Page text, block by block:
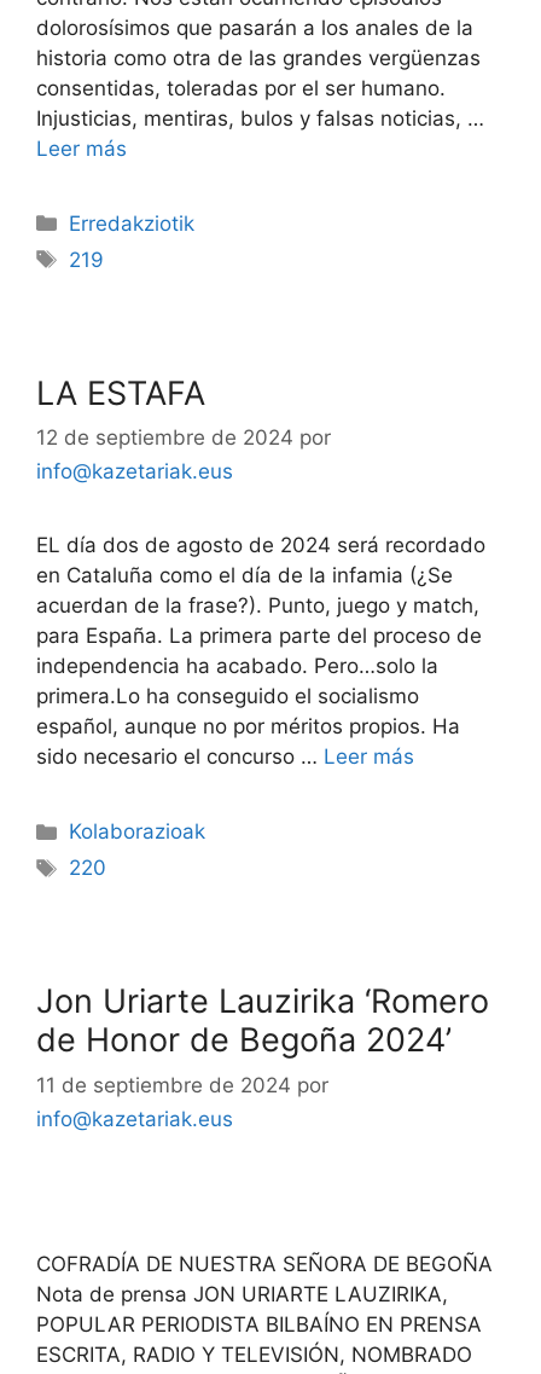
dolorosísimos que pasarán a los anales de la
historia como otra de las grandes vergüenzas
consentidas, toleradas por el ser humano.
Injusticias, mentiras, bulos y falsas noticias, …
Leer más
Erredakziotik
219
LA ESTAFA
12 de septiembre de 2024 por
info@kazetariak.eus
EL día dos de agosto de 2024 será recordado
en Cataluña como el día de la infamia (¿Se
acuerdan de la frase?). Punto, juego y match,
para España. La primera parte del proceso de
independencia ha acabado. Pero…solo la
primera.Lo ha conseguido el socialismo
español, aunque no por méritos propios. Ha
sido necesario el concurso … Leer más
Kolaborazioak
220
Jon Uriarte Lauzirika ‘Romero
de Honor de Begoña 2024’
11 de septiembre de 2024 por
info@kazetariak.eus
COFRADÍA DE NUESTRA SEÑORA DE BEGOÑA
Nota de prensa JON URIARTE LAUZIRIKA,
POPULAR PERIODISTA BILBAÍNO EN PRENSA
ESCRITA, RADIO Y TELEVISIÓN, NOMBRADO